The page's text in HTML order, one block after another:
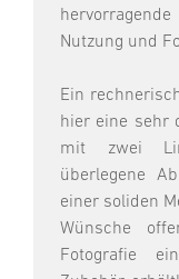
Nutzung und
Ein
hier eine sehr
mit zwei
überlegene
einer soliden
Wünsche
Fotografie